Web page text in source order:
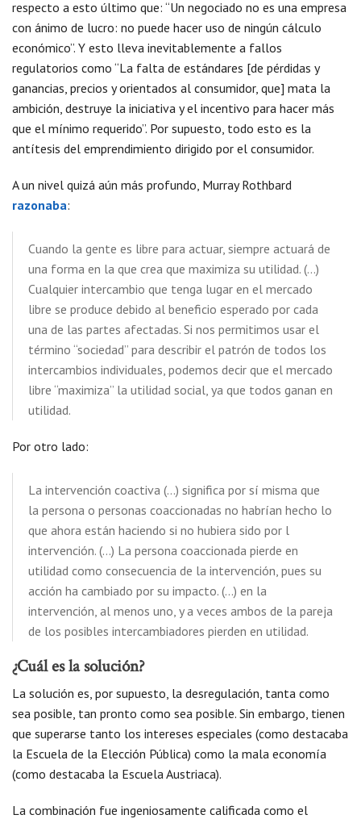
respecto a esto último que: “Un negociado no es una empresa
con ánimo de lucro: no puede hacer uso de ningún cálculo
económico”. Y esto lleva inevitablemente a fallos
regulatorios como “La falta de estándares [de pérdidas y
ganancias, precios y orientados al consumidor, que] mata la
ambición, destruye la iniciativa y el incentivo para hacer más
que el mínimo requerido”. Por supuesto, todo esto es la
antítesis del emprendimiento dirigido por el consumidor.
A un nivel quizá aún más profundo, Murray Rothbard
razonaba:
Cuando la gente es libre para actuar, siempre actuará de
una forma en la que crea que maximiza su utilidad. (…)
Cualquier intercambio que tenga lugar en el mercado
libre se produce debido al beneficio esperado por cada
una de las partes afectadas. Si nos permitimos usar el
término “sociedad” para describir el patrón de todos los
intercambios individuales, podemos decir que el mercado
libre “maximiza” la utilidad social, ya que todos ganan en
utilidad.
Por otro lado:
La intervención coactiva (…) significa por sí misma que
la persona o personas coaccionadas no habrían hecho lo
que ahora están haciendo si no hubiera sido por l
intervención. (…) La persona coaccionada pierde en
utilidad como consecuencia de la intervención, pues su
acción ha cambiado por su impacto. (…) en la
intervención, al menos uno, y a veces ambos de la pareja
de los posibles intercambiadores pierden en utilidad.
¿Cuál es la solución?
La solución es, por supuesto, la desregulación, tanta como
sea posible, tan pronto como sea posible. Sin embargo, tienen
que superarse tanto los intereses especiales (como destacaba
la Escuela de la Elección Pública) como la mala economía
(como destacaba la Escuela Austriaca).
La combinación fue ingeniosamente calificada como el